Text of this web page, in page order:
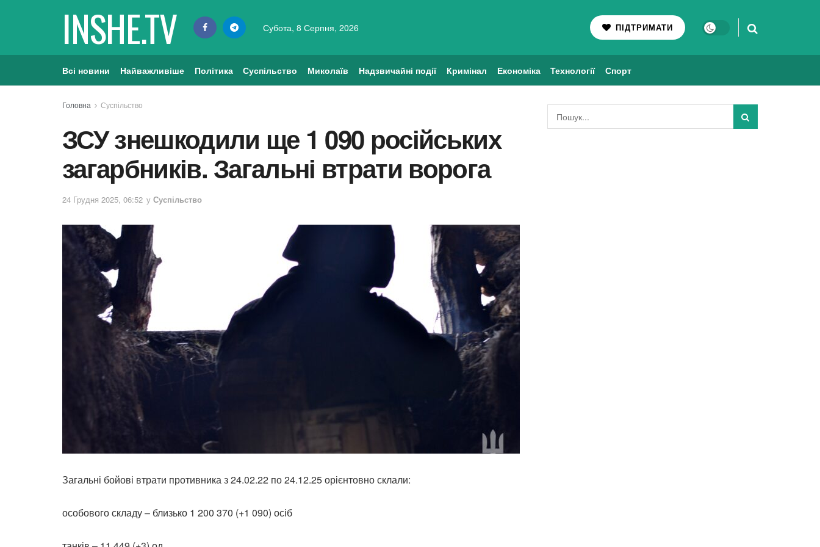
INSHE.TV Субота, 8 Серпня, 2026 ПІДТРИМАТИ
Всі новини Найважливіше Політика Суспільство Миколаїв Надзвичайні події Кримінал Економіка Технології Спорт
Головна Суспільство
ЗСУ знешкодили ще 1 090 російських
загарбників. Загальні втрати ворога
24 Грудня 2025, 06:52 у Суспільство
Загальні бойові втрати противника з 24.02.22 по 24.12.25 орієнтовно склали:
особового складу – близько 1 200 370 (+1 090) осіб